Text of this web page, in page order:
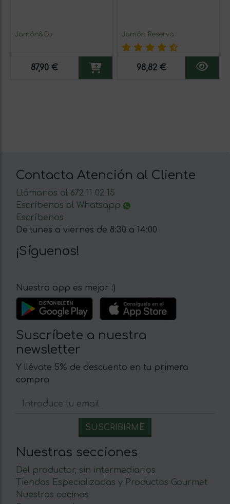
Jamón&Co
87,90 €
Jamón Reserva
98,82 €
Contacta Atención al Cliente
Llámanos al 672 11 02 15
Escríbenos al Whatsapp
Escríbenos
De lunes a viernes de 8:30 a 14:00
¡Síguenos!
Nuestra app es mejor :)
Suscríbete a nuestra
newsletter
Y llévate 5% de descuento en tu primera
compra
Nuestras secciones
Del productor, sin intermediarios
Tiendas Especializadas y Productos Gourmet
Nuestras cocinas